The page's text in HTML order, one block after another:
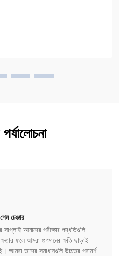
চেঞ্জার
সাপ্লাই আমাদের পরীক্ষার পদ্ধতিগুলি
ফলে আমরা গুণমানের ক্ষতি ছাড়াই
আমরা তাদের সমাধানগুলি উচ্চতর পরামর্শ